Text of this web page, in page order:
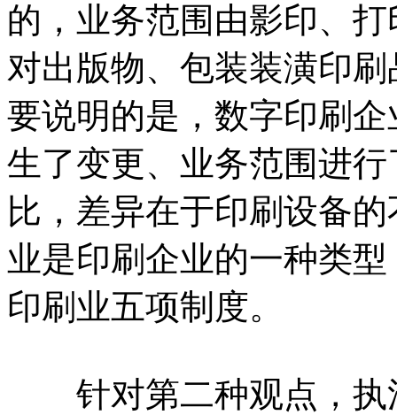
的，业务范围由影印、
对出版物、包装装潢印
要说明的是，数字印刷
生了变更、业务范围进
比，差异在于印刷设备
业是印刷企业的一种类
印刷业五项制度。
针对第二种观点，执